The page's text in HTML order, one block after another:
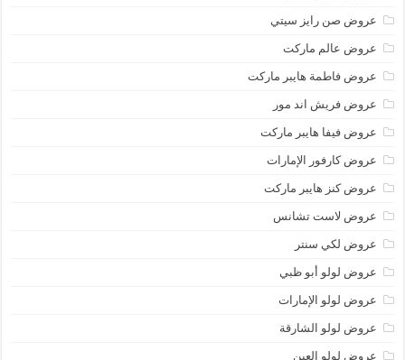
عروض صن رايز سيتي
عروض عالم ماركت
عروض فاطمة هايبر ماركت
عروض فريش اند مور
عروض فيفا هايبر ماركت
عروض كارفور الإمارات
عروض كنز هايبر ماركت
عروض لاست تشانس
عروض لكي سنتر
عروض لولو أبو ظبي
عروض لولو الإمارات
عروض لولو الشارقة
عروض لولو العين